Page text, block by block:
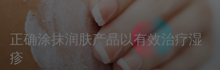
正确涂抹润肤产品以有效治疗湿
疹